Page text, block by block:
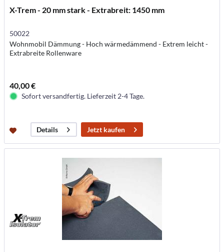
X-Trem - 20 mm stark - Extrabreit: 1450 mm
50022
Wohnmobil Dämmung - Hoch wärmedämmend - Extrem leicht -
Extrabreite Rollenware
40,00 €
Sofort versandfertig. Lieferzeit 2-4 Tage.
Details Jetzt kaufen